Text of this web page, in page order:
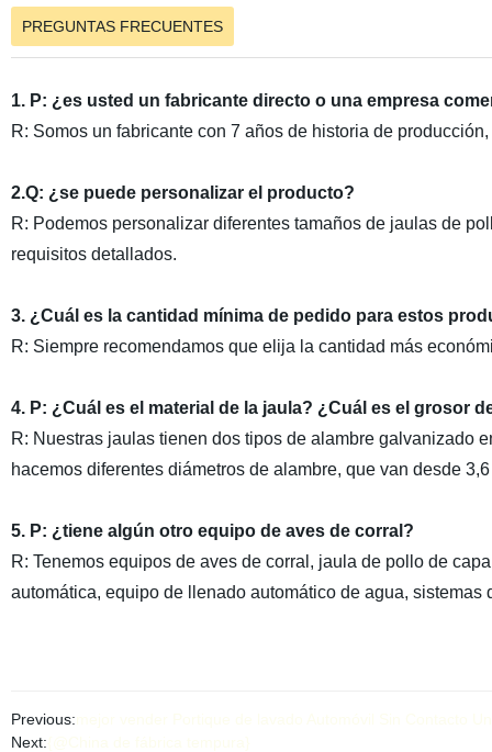
PREGUNTAS FRECUENTES
1. P: ¿es usted un fabricante directo o una empresa
R: Somos un fabricante con 7 años de historia de
2.Q: ¿se puede personalizar el producto?
R: Podemos personalizar diferentes tamaños de jaulas de
requisitos detallados.
3. ¿Cuál es la cantidad mínima de pedido para estos
R: Siempre recomendamos que elija la cantidad más
4. P: ¿Cuál es el material de la jaula? ¿Cuál es el grosor
R: Nuestras jaulas tienen dos tipos de alambre galvanizado
hacemos diferentes diámetros de alambre, que van desde
5. P: ¿tiene algún otro equipo de aves de corral?
R: Tenemos equipos de aves de corral, jaula de pollo de
automática, equipo de llenado automático de agua, sistemas
Previous:
Next: